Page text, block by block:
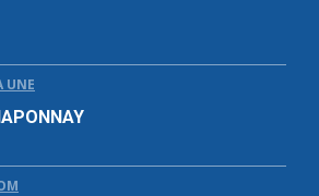
UNE